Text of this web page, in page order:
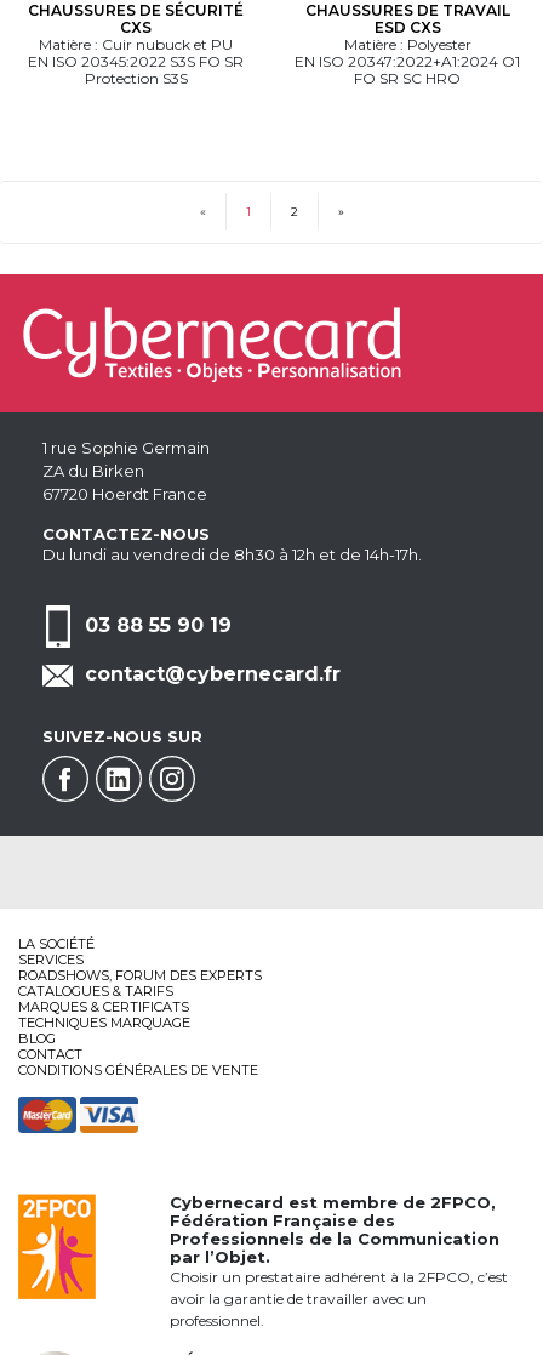
CHAUSSURES DE SÉCURITÉ
CXS
Matière : Cuir nubuck et PU
EN ISO 20345:2022 S3S FO SR
Protection S3S
CHAUSSURES DE TRAVAIL
ESD CXS
Matière : Polyester
EN ISO 20347:2022+A1:2024 O1
FO SR SC HRO
«
1
2 »
1 rue Sophie Germain
ZA du Birken
67720 Hoerdt France
CONTACTEZ-NOUS
Du lundi au vendredi de 8h30 à 12h et de 14h-17h.
03 88 55 90 19
contact@cybernecard.fr
SUIVEZ-NOUS SUR
LA SOCIÉTÉ
SERVICES
ROADSHOWS, FORUM DES EXPERTS
CATALOGUES & TARIFS
MARQUES & CERTIFICATS
TECHNIQUES MARQUAGE
BLOG
CONTACT
CONDITIONS GÉNÉRALES DE VENTE
Cybernecard est membre de2FPCO,
Fédération Française des
Professionnels de la Communication
par l’Objet.
Choisir un prestataire adhérent à la 2FPCO, c’est
avoir la garantie de travailler avec un
professionnel.